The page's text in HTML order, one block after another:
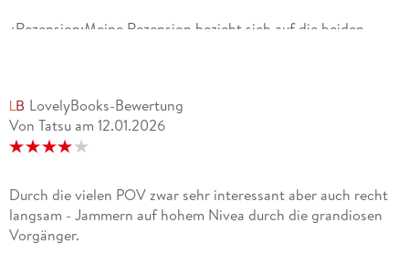
¿Rezension:Meine Rezension bezieht sich auf die beiden
Trauerbewältigung angefühlt. Auf so vielen Ebenen. Für
einzelne Charaktere, für ihre Vergangenheit und für das, was
sie verloren haben.Shallan hat mich in diesem Band komplett
immer mehr verschwimmen und sich fast schon
verselbstständigen, war gleichzeitig faszinierend und
erschreckend. Man merkt, wie sehr sie mit sich selbst kämpft.
Besonders ihre Szenen mit Hoid haben mich getroffen. Ich
LovelyBooks-Bewertung
Von Tatsu am 12.01.2026
Durch die vielen POV zwar sehr interessant aber auch recht
langsam - Jammern auf hohem Nivea durch die grandiosen
Vorgänger.